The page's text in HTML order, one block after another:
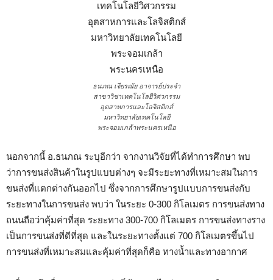
ธนภณ เจียรณัย อาจารย์ประจำ
สาขาวิชาเทคโนโลยีวิศวกรรม
อุตสาหการและโลจิสติกส์
มหาวิทยาลัยเทคโนโลยี
พระจอมเกล้าพระนครเหนือ
นอกจากนี้ อ.ธนภณ ระบุอีกว่า จากงานวิจัยที่ได้ทำการศึกษา พบ
ว่าการขนส่งสินค้าในรูปแบบต่างๆ จะมีระยะทางที่เหมาะสมในการ
ขนส่งที่แตกต่างกันออกไป ซึ่งจากการศึกษารูปแบบการขนส่งกับ
ระยะทางในการขนส่ง พบว่า ในระยะ 0-300 กิโลเมตร การขนส่งทาง
ถนนถือว่าคุ้มค่าที่สุด ระยะทาง 300-700 กิโลเมตร การขนส่งทางราง
เป็นการขนส่งที่ดีที่สุด และในระยะทางตั้งแต่ 700 กิโลเมตรขึ้นไป
การขนส่งที่เหมาะสมและคุ้มค่าที่สุดก็คือ ทางน้ำและทางอากาศ